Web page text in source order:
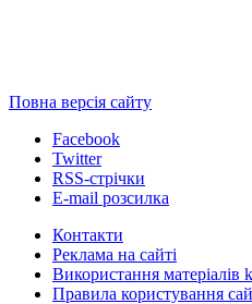
Повна версія сайту
Facebook
Twitter
RSS-стрічки
E-mail розсилка
Контакти
Реклама на сайті
Використання матеріалів
Правила користування